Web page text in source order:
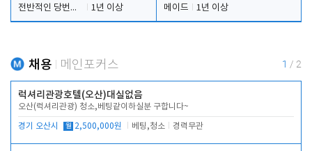
전반적인 당번업무
1년 이상
메이드
1년 이상
채용 메인포커스 1 / 2
럭셔리관광호텔(오산)대실없음
오산(럭셔리관광) 청소,베팅같이하실분 구합니다~
경기 오산시 월 2,500,000원 베팅,청소 경력무관